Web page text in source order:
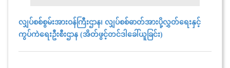
လျှပ်စစ်စွမ်းအားဝန်ကြီးဌာန၊ လျှပ်စစ်ဓာတ်အားပို့လွှတ်ရေးနှင့်
ကွပ်ကဲရေးဦးစီးဌာန (အိတ်ဖွင့်တင်ဒါခေါ်ယူခြင်း)